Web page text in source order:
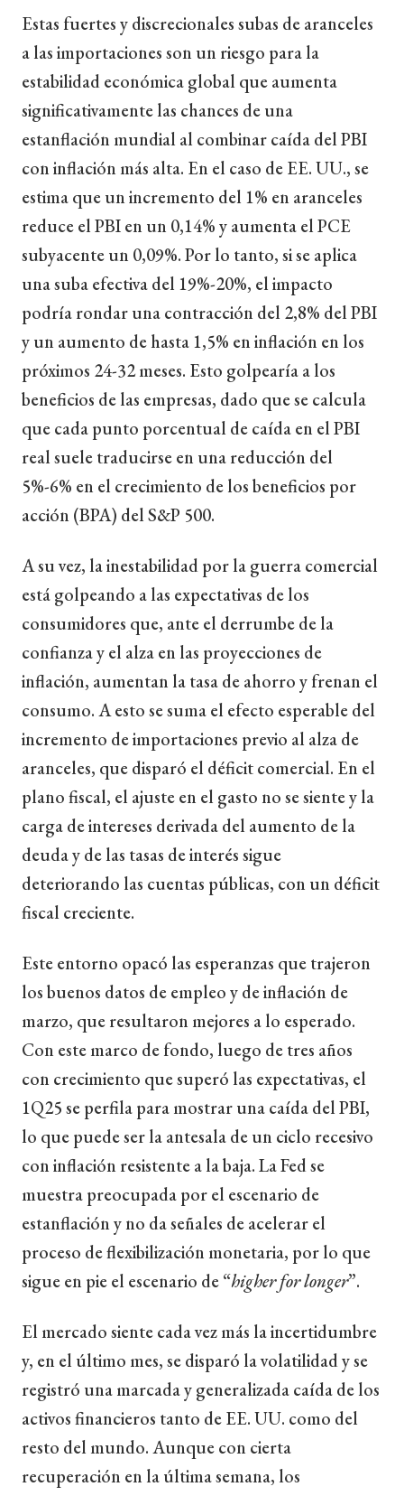
Estas fuertes y discrecionales subas de aranceles
a las importaciones son un riesgo para la
estabilidad económica global que aumenta
significativamente las chances de una
estanflación mundial al combinar caída del PBI
con inflación más alta. En el caso de EE. UU., se
estima que un incremento del 1% en aranceles
reduce el PBI en un 0,14% y aumenta el PCE
subyacente un 0,09%. Por lo tanto, si se aplica
una suba efectiva del 19%-20%, el impacto
podría rondar una contracción del 2,8% del PBI
y un aumento de hasta 1,5% en inflación en los
próximos 24-32 meses. Esto golpearía a los
beneficios de las empresas, dado que se calcula
que cada punto porcentual de caída en el PBI
real suele traducirse en una reducción del
5%-6% en el crecimiento de los beneficios por
acción (BPA) del S&P 500.
A su vez, la inestabilidad por la guerra comercial
está golpeando a las expectativas de los
consumidores que, ante el derrumbe de la
confianza y el alza en las proyecciones de
inflación, aumentan la tasa de ahorro y frenan el
consumo. A esto se suma el efecto esperable del
incremento de importaciones previo al alza de
aranceles, que disparó el déficit comercial. En el
plano fiscal, el ajuste en el gasto no se siente y la
carga de intereses derivada del aumento de la
deuda y de las tasas de interés sigue
deteriorando las cuentas públicas, con un déficit
fiscal creciente.
Este entorno opacó las esperanzas que trajeron
los buenos datos de empleo y de inflación de
marzo, que resultaron mejores a lo esperado.
Con este marco de fondo, luego de tres años
con crecimiento que superó las expectativas, el
1Q25 se perfila para mostrar una caída del PBI,
lo que puede ser la antesala de un ciclo recesivo
con inflación resistente a la baja. La Fed se
muestra preocupada por el escenario de
estanflación y no da señales de acelerar el
proceso de flexibilización monetaria, por lo que
sigue en pie el escenario de “higher for longer”.
El mercado siente cada vez más la incertidumbre
y, en el último mes, se disparó la volatilidad y se
registró una marcada y generalizada caída de los
activos financieros tanto de EE. UU. como del
resto del mundo. Aunque con cierta
recuperación en la última semana, los